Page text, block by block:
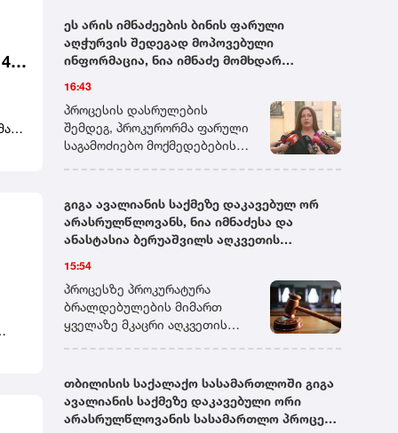
ეს არის იმნაძეების ბინის ფარული
აღჭურვის შედეგად მოპოვებული
ინფორმაცია, ნია იმნაძე მომხდარ
გაბაშვილს ამართლებს და ამბობს, რომ ის
სხვაგვარად ვერც მოიქცეოდა - ავალიანის
საქმის პროკურორი
16:43
პროცესის დასრულების
შემდეგ, პროკურორმა ფარული
საგამოძიებო მოქმედებების
საქმე ეხება ჩანაწერს, სადაც
ნია იმნაძე მომხდარ
დანაშაულს ოჯახის წევრებთან
ინფორმაციით, გოგონა
მკვლელობაში მსჯავრდებულ
შეყვარებულს ამართლებს და
ამბობს, რომ ალექსანდრე
იმნაძეების ბინის ფარული
აღჭურვის შედეგად
მოპოვებული ინფორმაცია - მას
მოკლედ კრებსებს ვეძახით.
გიგა ავალიანის საქმეზე დაკავებულ ორ
არასრულწლოვანს, ნია იმნაძესა და
ანასტასია ბერუაშვილს აღკვეთის
15:54
პროცესზე პროკურატურა
ბრალდებულების მიმართ
ყველაზე მკაცრი აღკვეთის
ადვოკატები კი
არასრულწლოვანების
აღკვეთის ღონისძიების გარეშე
თბილისის საქალაქო სასამართლოში გიგა
ავალიანის საქმეზე დაკავებული ორი
არასრულწლოვანის სასამართლო პროცესი